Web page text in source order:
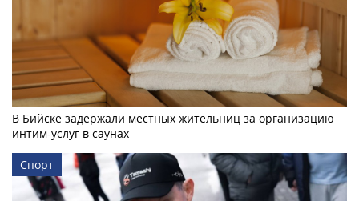
В Бийске задержали местных жительниц за организацию
интим-услуг в саунах
Спорт